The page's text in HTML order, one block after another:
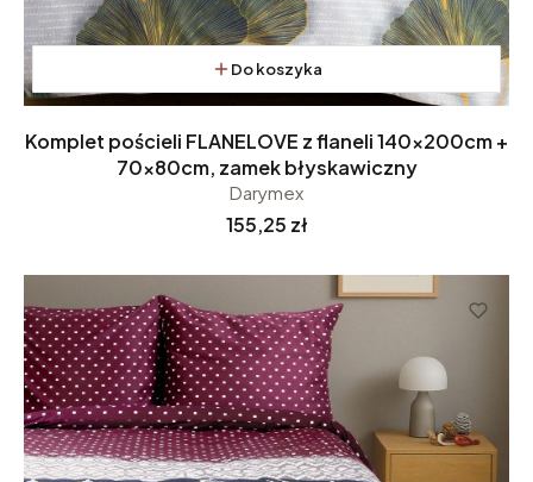
Do koszyka
Komplet pościeli FLANELOVE z flaneli 140x200cm +
70x80cm, zamek błyskawiczny
Darymex
Cena
155,25 zł